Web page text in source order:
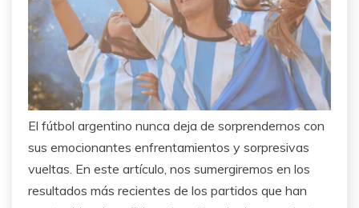
El fútbol argentino nunca deja de sorprendernos con
sus emocionantes enfrentamientos y sorpresivas
vueltas. En este artículo, nos sumergiremos en los
resultados más recientes de los partidos que han